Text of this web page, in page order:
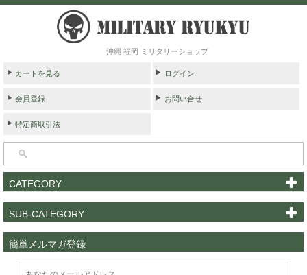
沖縄 福岡 ミリタリーショップ
カートを見る ログイン
会員登録 お問い合せ
特定商取引法
CATEGORY
SUB-CATEGORY
簡単メルマガ登録